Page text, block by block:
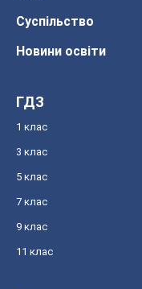
Суспільство
Новини освіти
ГДЗ
1 клас
3 клас
5 клас
7 клас
9 клас
11 клас